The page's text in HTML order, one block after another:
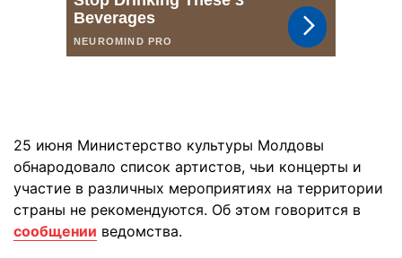
25 июня Министерство культуры Молдовы
обнародовало список артистов, чьи концерты и
участие в различных мероприятиях на территории
страны не рекомендуются. Об этом говорится в
сообщении ведомства.